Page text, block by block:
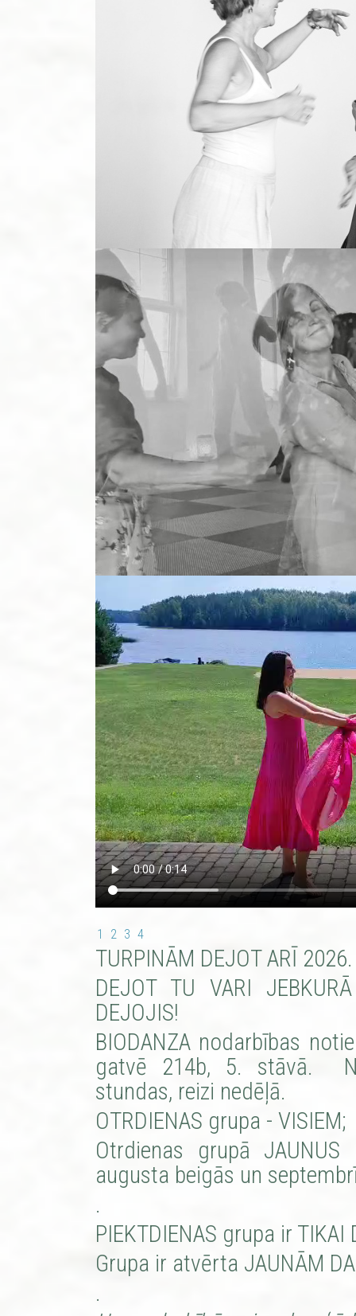
1 2 3 4
TURPINĀM DEJOT ARĪ
DEJOT TU VARI
DEJOJIS!
BIODANZA nodarbības
gatvē 214b, 5. stāvā.
stundas, reizi nedēļā.
OTRDIENAS grupa -
Otrdienas grupā JAUNUS
augusta beigās un
.
PIEKTDIENAS grupa ir
Grupa ir atvērta JAUNĀM
.